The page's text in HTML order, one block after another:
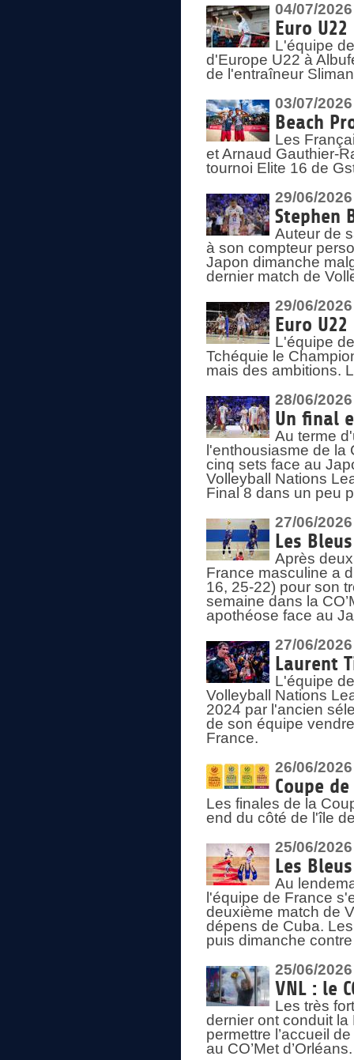
04/07/2026
Euro
L'équipe
d'Europe U22 à
de l'entraîneur
03/07/2026
Beach
Les
et Arnaud Gauthier-
tournoi Elite 16 de
29/06/2026
Stephen
Auteur de
à son compteur
Japon dimanche
dernier match de
29/06/2026
Euro
L'équipe
Tchéquie le
mais des ambitions.
28/06/2026
Un final
Au terme
l'enthousiasme de
cinq sets face au
Volleyball Nations
Final 8 dans un peu
27/06/2026
Les
Après
France masculine a
16, 25-22) pour son
semaine dans la
apothéose face au
27/06/2026
Laurent
L'équipe
Volleyball Nations
2024 par l'ancien
de son équipe
France.
26/06/2026
Coupe
Les finales de la
end du côté de l'île
25/06/2026
Les
Au
l'équipe de France
deuxième match de
dépens de Cuba.
puis dimanche
25/06/2026
VNL : le
Les très
dernier ont conduit
permettre l’accueil
au CO’Met d’Orléans.